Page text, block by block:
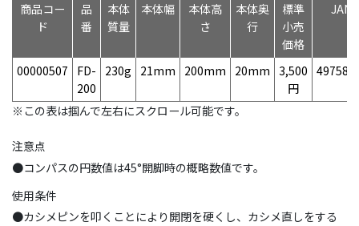
商品コー
ド
品
番
本体
質量
本体幅
本体高
さ
本体奥
行
標準
小売
価格
JAN
00000507
FD-
200
230g 21mm 200mm 20mm 3,500
円
※この表は掴んで左右にスクロール可能です。
注意点
●コンパスの円数値は45°開脚時の概略数値です。
使用条件
●カシメピンを叩くことにより開閉を硬くし、カシメ直しをする